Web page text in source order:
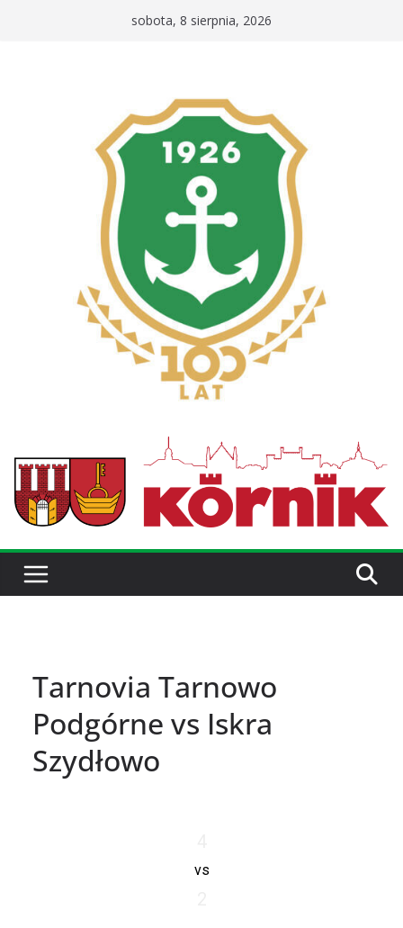
sobota, 8 sierpnia, 2026
Tarnovia Tarnowo
Podgórne vs Iskra
Szydłowo
vs